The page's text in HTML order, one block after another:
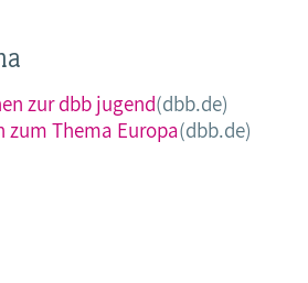
zur dbb jugend(dbb.de)
zum Thema Europa(dbb.de)